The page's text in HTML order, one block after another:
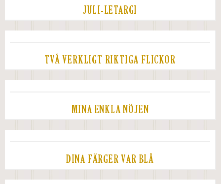
JULI-LETARGI
TVÅ VERKLIGT RIKTIGA FLICKOR
MINA ENKLA NÖJEN
DINA FÄRGER VAR BLÅ